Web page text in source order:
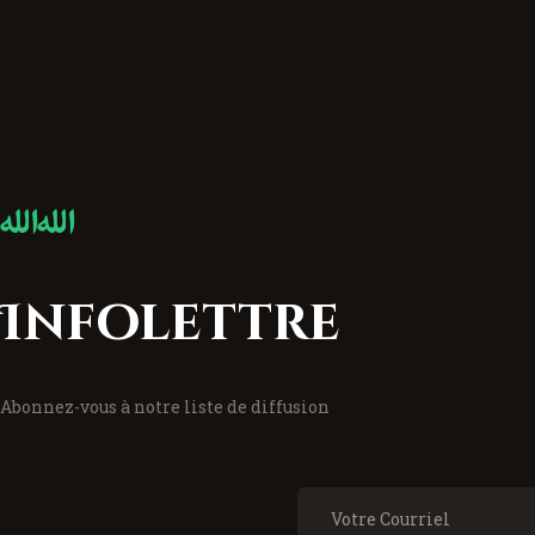
Infolettre
Abonnez-vous à notre liste de diffusion